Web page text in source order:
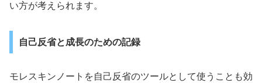
い方が考えられます。
自己反省と成長のための記録
モレスキンノートを自己反省のツールとして使うことも効